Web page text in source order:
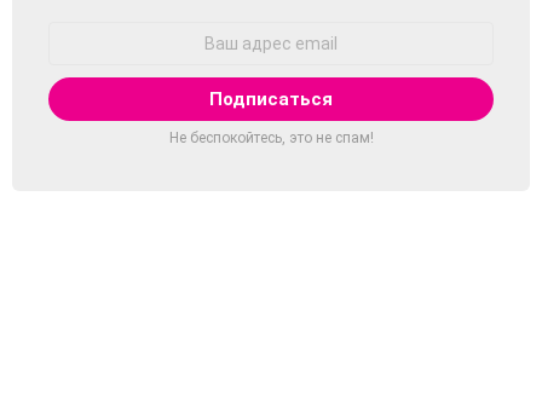
Не беспокойтесь, это не спам!